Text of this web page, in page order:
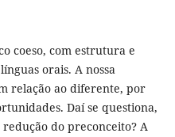
coeso, com estrutura e
orais. A nossa
relação ao diferente, por
Daí se questiona,
do preconceito? A